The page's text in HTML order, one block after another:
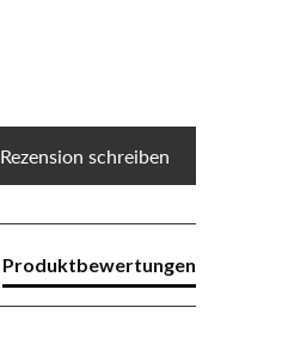
Rezension schreiben
Produktbewertungen